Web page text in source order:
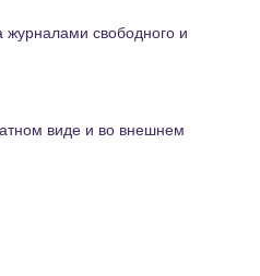
журналами свободного и
виде и во внешнем